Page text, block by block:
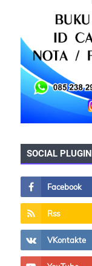
SOCIAL PLUGIN